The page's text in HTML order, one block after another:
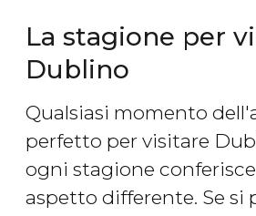
La stagione per
Dublino
Qualsiasi momento
perfetto per visitare
ogni stagione
aspetto differente. Se si